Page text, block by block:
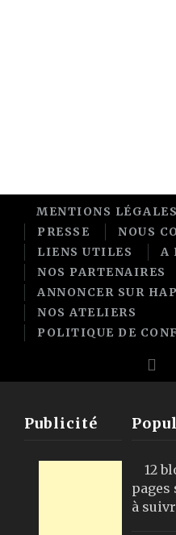
MENTIONS LÉGALES
PRESSE
NOUS
LIENS UTILES
A
NOS PARTENAIRES
ANNONCER SUR
NOS ATELIERS
POLITIQUE DE
Publicité
12
pages
à